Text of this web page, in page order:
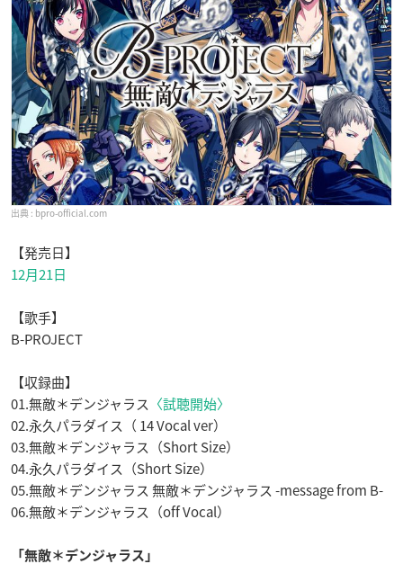
bpro-official.com
【発売日】
12月21日
【歌手】
B-PROJECT
【収録曲】
01.無敵＊デンジャラス 〈試聴開始〉
02.永久パラダイス（ 14 Vocal ver）
03.無敵＊デンジャラス（Short Size）
04.永久パラダイス（Short Size）
05.無敵＊デンジャラス 無敵＊デンジャラス -message from B-
06.無敵＊デンジャラス（off Vocal）
「無敵＊デンジャラス」